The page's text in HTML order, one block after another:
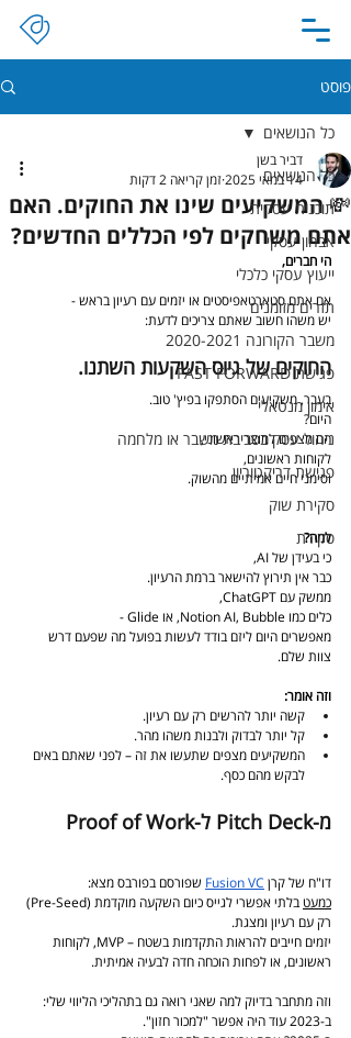
פוסט
כל הנושאים
תוכנית עסקית
אבחון עסקי
ייעוץ עסקי כלכלי
תזרים מזומנים
משבר הקורונה 2020-2021
פגישת FAST FORWARD
אימון מנטאלי
ניהול עסק בסביבת משבר או מלחמה
פגישת דריקטוריון
סקירת שוק
סקירת
כל הנושאים
💸 המשקיעים שינו את החוקים. האם
אתם משחקים לפי הכללים החדשים?
דביר בשן
14 במאי 2025
זמן קריאה 2 דקות
הי חברים,
אם אתם סטארטאפיסטים או יזמים עם רעיון בראש -
יש משהו חשוב שאתם צריכים לדעת:
החוקים של גיוס השקעות השתנו.
בעבר, משקיעים הסתפקו בפיץ' טוב.
היום?
הם מצפים למוצר ראשוני,
לקוחות ראשונים,
וסימני חיים אמיתיים מהשוק.
למה?
כי בעידן של AI,
כבר אין תירוץ להישאר ברמת הרעיון.
ממשק עם ChatGPT,
כלים כמו Notion AI, Bubble, או Glide -
מאפשרים היום ליזם בודד לעשות בפועל מה שפעם דרש
צוות שלם.
וזה אומר:
קשה יותר להרשים רק עם רעיון.
קל יותר לבדוק ולבנות משהו מהר.
המשקיעים מצפים שתעשו את זה – לפני שאתם באים
לבקש מהם כסף.
מ-Pitch Deck ל-Proof of Work
דו"ח של קרן Fusion VC שפורסם בפורבס מצא:
כמעט
בלתי אפשרי לגייס כיום השקעה מוקדמת (Pre-Seed)
רק עם רעיון ומצגת.
יזמים חייבים להראות התקדמות בשטח – MVP, לקוחות
ראשונים, או לפחות הוכחה חדה לבעיה אמיתית.
וזה מתחבר בדיוק למה שאני רואה גם בתהליכי הליווי שלי:
ב-2023 עוד היה אפשר "למכור חזון".